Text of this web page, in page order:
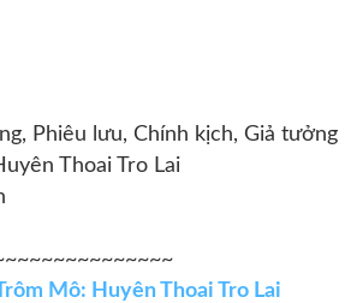
Phiêu lưu, Chính kịch, Giả tưởng
Thoai Tro Lai
Mô: Huyên Thoai Tro Lai